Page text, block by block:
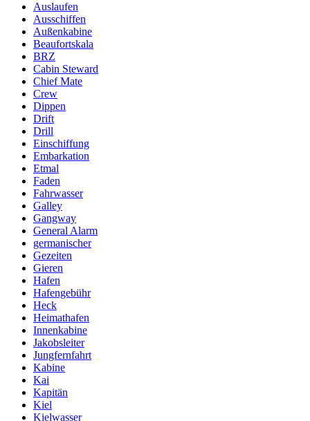
Auslaufen
Ausschiffen
Außenkabine
Beaufortskala
BRZ
Cabin Steward
Chief Mate
Crew
Dippen
Drift
Drill
Einschiffung
Embarkation
Etmal
Faden
Fahrwasser
Galley
Gangway
General Alarm
germanischer
Gezeiten
Gieren
Hafen
Hafengebühr
Heck
Heimathafen
Innenkabine
Jakobsleiter
Jungfernfahrt
Kabine
Kai
Kapitän
Kiel
Kielwasser